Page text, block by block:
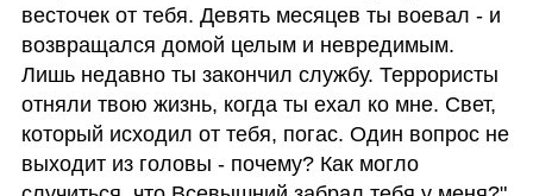
весточек от тебя. Девять месяцев ты воевал - и
возвращался домой целым и невредимым.
Лишь недавно ты закончил службу. Террористы
отняли твою жизнь, когда ты ехал ко мне. Свет,
который исходил от тебя, погас. Один вопрос не
выходит из головы - почему? Как могло